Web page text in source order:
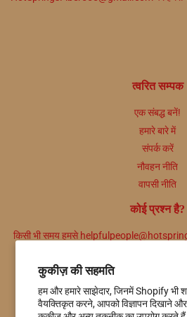
कुकीज़ की सहमति
हम और हमारे साझेदार, जिनमें Shopify भी
वैयक्तिकृत करने, आपको विज्ञापन दिखाने
त्वरित सम्पक
एक संबद्ध बनें!
हमारे बारे में
संपर्क करें
नौवहन नीति
वापसी नीति
कोई प्रश्न है?
किसी भी समय हमसे
प्रचार, नए उत्पाद और बिक्री।